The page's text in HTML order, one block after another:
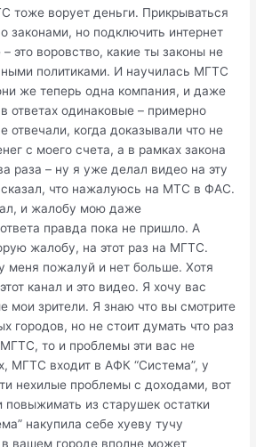
тоже ворует деньги. Прикрываться
законами, но подключить интернет
это воровство, какие ты законы не
политиками. И научилась МГТС
же теперь одна компания, и даже
ответах одинаковые – примерно
когда доказывали что не
с моего счета, а в рамках закона
раза – ну я уже делал видео на эту
сказал, что нажалуюсь на МТС в ФАС.
и жалобу мою даже
правда пока не пришло. А
жалобу, на этот раз на МГТС.
меня пожалуй и нет больше. Хотя
канал и это видео. Я хочу вас
мои зрители. Я знаю что вы смотрите
городов, но не стоит думать что раз
то и проблемы эти вас не
МГТС входит в АФК “Система”, у
нехилые проблемы с доходами, вот
повыжимать из старушек остатки
накупила себе хуеву тучу
в вашем городе вполне может